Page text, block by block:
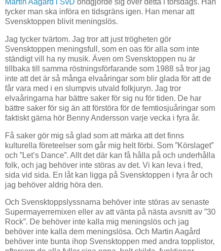
tycker man ska införa en tidsgräns igen. Han menar att
Svensktoppen blivit meningslös.
Jag tycker tvärtom. Jag tror att just trögheten gör
Svensktoppen meningsfull, som en oas för alla som inte
ständigt vill ha ny musik. Även om Svensktoppen nu är
tillbaka till samma röstningsförfarande som 1988 så tror jag
inte att det är så många elvaåringar som blir glada för att de
får vara med i en slumpvis utvald folkjuryn. Jag tror
elvaåringarna har bättre saker för sig nu för tiden. De har
bättre saker för sig än att förstöra för de femtiosjuåringar som
faktiskt gärna hör Benny Andersson varje vecka i fyra år.
Få saker gör mig så glad som att märka att det finns
kulturella företeelser som går mig helt förbi. Som ”Körslaget”
och ”Let’s Dance”. Allt det där kan få hålla på och underhålla
folk, och jag behöver inte störas av det. Vi kan leva i fred,
sida vid sida. En låt kan ligga på Svensktoppen i fyra år och
jag behöver aldrig höra den.
Och Svensktoppslyssnarna behöver inte störas av senaste
Supermayerremixen eller av att vänta på nästa avsnitt av ”30
Rock”. De behöver inte kalla mig meningslös och jag
behöver inte kalla dem meningslösa. Och Martin Aagård
behöver inte bunta ihop Svensktoppen med andra topplistor,